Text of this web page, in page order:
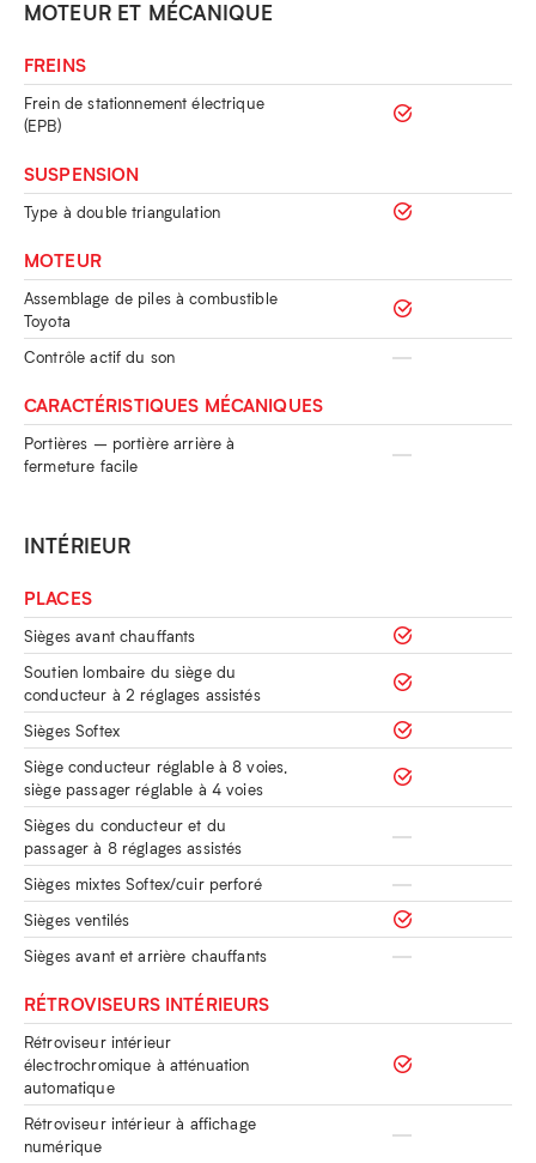
MOTEUR ET MÉCANIQUE
FREINS
Frein de stationnement électrique
(EPB)
SUSPENSION
Type à double triangulation
MOTEUR
Assemblage de piles à combustible
Toyota
Contrôle actif du son
CARACTÉRISTIQUES MÉCANIQUES
Portières – portière arrière à
fermeture facile
INTÉRIEUR
PLACES
Sièges avant chauffants
Soutien lombaire du siège du
conducteur à 2 réglages assistés
Sièges Softex
Siège conducteur réglable à 8 voies,
siège passager réglable à 4 voies
Sièges du conducteur et du
passager à 8 réglages assistés
Sièges mixtes Softex/cuir perforé
Sièges ventilés
Sièges avant et arrière chauffants
RÉTROVISEURS INTÉRIEURS
Rétroviseur intérieur
électrochromique à atténuation
automatique
Rétroviseur intérieur à affichage
numérique